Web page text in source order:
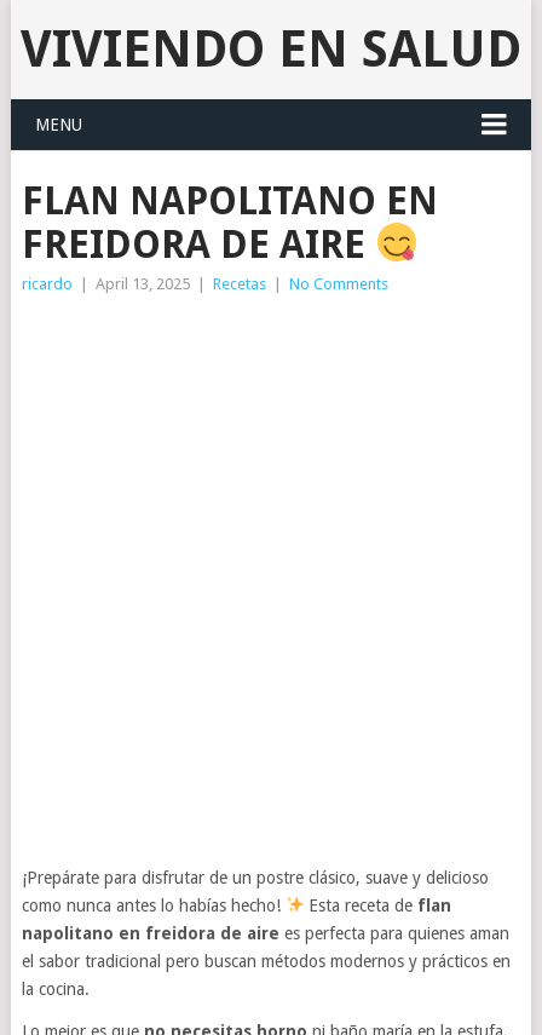
VIVIENDO EN SALUD
MENU
FLAN NAPOLITANO EN
FREIDORA DE AIRE
ricardo April 13, 2025 Recetas No Comments
¡Prepárate para disfrutar de un postre clásico, suave y delicioso
como nunca antes lo habías hecho!
Esta receta de flan
napolitano en freidora de aire es perfecta para quienes aman
el sabor tradicional pero buscan métodos modernos y prácticos en
la cocina.